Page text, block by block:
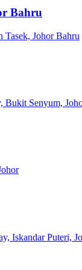
Bahru
Tasek, Johor Bahru
Bukit Senyum,
Iskandar Puteri,